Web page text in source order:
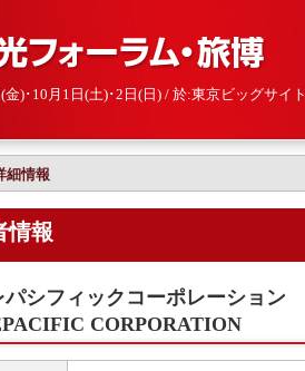
)･10月1日(土)･2日(日) / 於:東京ビッグサイト
細情報
情報
パシフィックコーポレーション
CORPORATION